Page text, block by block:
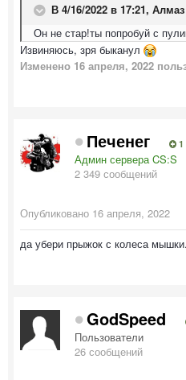
В 4/16/2022 в 17:21, Алмаз
Он не стар!ты попробуй с
Извиняюсь, зря быканул
Изменено 16 апреля, 2022
Печенег 1
Админ сервера CS:S
2 349 сообщений
Опубликовано 16 апреля, 2022
да убери прыжок с колеса
GodSpeed
Пользователи
26 сообщений